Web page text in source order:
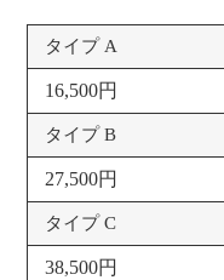
タイプ A
16,500円
タイプ B
27,500円
タイプ C
38,500円